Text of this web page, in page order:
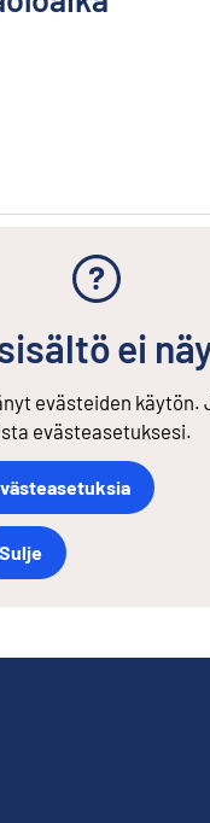
ei
evästeiden käytön.
evästeasetuksesi.
Sulje